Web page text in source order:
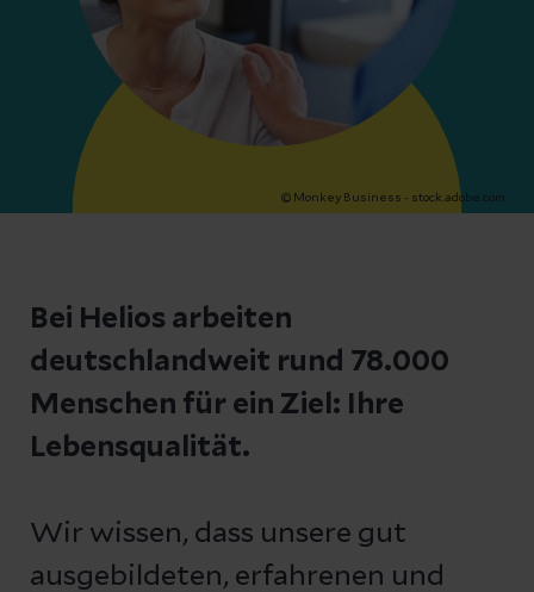
© Monkey Business - stock.adobe.com
Bei Helios arbeiten
deutschlandweit rund 78.000
Menschen für ein Ziel: Ihre
Lebensqualität.
Wir wissen, dass unsere gut
ausgebildeten, erfahrenen und